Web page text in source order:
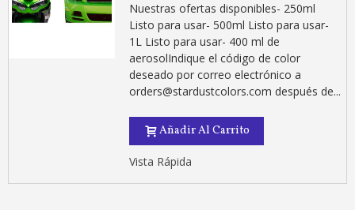
Suscríbete al
Entrega en un
Paga en 4 plazos sin
Obtenga su presupuesto
5 € de descuento
Nuestras ofertas disponibles- 250ml
Listo para usar- 500ml Listo para usar-
1L Listo para usar- 400 ml de
aerosolIndique el código de color
deseado por correo electrónico a
orders@stardustcolors.com después de...
Añadir Al Carrito
Vista Rápida